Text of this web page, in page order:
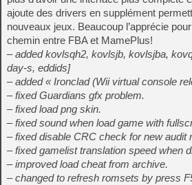
ajoute des drivers en supplément
nouveaux jeux. Beaucoup l’apprécie
chemin entre FBA et MamePlus!
– added kovlsqh2, kovlsjb, kovlsjba,
day-s, eddids]
– added « Ironclad (Wii virtual console
– fixed Guardians gfx problem.
– fixed load png skin.
– fixed sound when load game with
– fixed disable CRC check for new audit
– fixed gamelist translation speed when
– improved load cheat from archive.
– changed to refresh romsets by press